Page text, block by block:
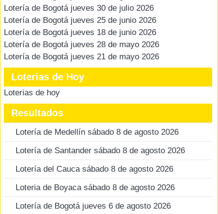
Lotería de Bogotá jueves 30 de julio 2026
Lotería de Bogotá jueves 25 de junio 2026
Lotería de Bogotá jueves 18 de junio 2026
Lotería de Bogotá jueves 28 de mayo 2026
Lotería de Bogotá jueves 21 de mayo 2026
Loterias de Hoy
Loterias de hoy
Resultados
Lotería de Medellín sábado 8 de agosto 2026
Lotería de Santander sábado 8 de agosto 2026
Lotería del Cauca sábado 8 de agosto 2026
Loteria de Boyaca sábado 8 de agosto 2026
Lotería de Bogotá jueves 6 de agosto 2026